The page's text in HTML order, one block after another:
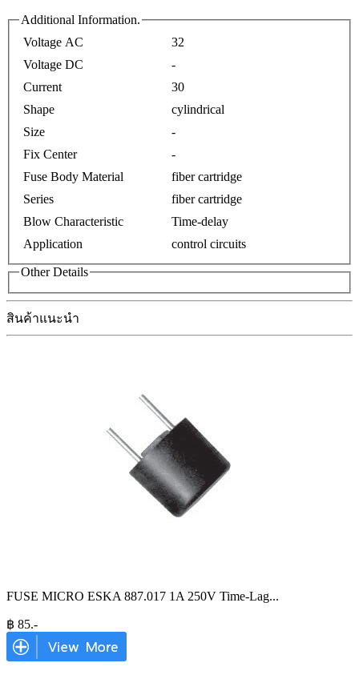
Additional Information.
Voltage AC
32
Voltage DC
-
Current
30
Shape
cylindrical
Size
-
Fix Center
-
Fuse Body Material
fiber cartridge
Series
fiber cartridge
Blow Characteristic
Time-delay
Application
control circuits
Other Details
สินค้าแนะนำ
FUSE MICRO ESKA 887.017 1A 250V Time-Lag...
฿ 85.-